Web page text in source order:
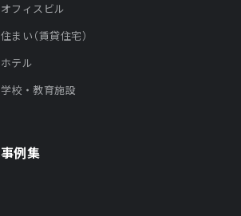
オフィスビル
住まい（賃貸住宅）
ホテル
学校・教育施設
事例集